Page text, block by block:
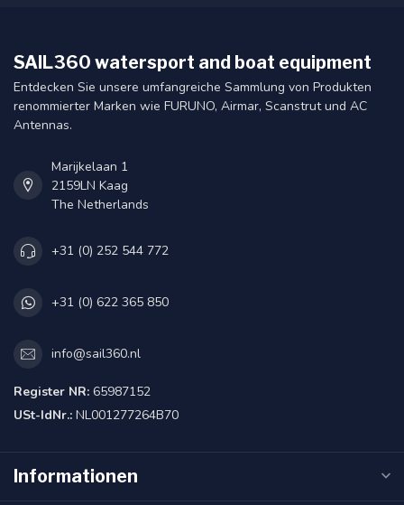
SAIL360 watersport and boat equipment
Entdecken Sie unsere umfangreiche Sammlung von Produkten
renommierter Marken wie FURUNO, Airmar, Scanstrut und AC
Antennas.
Marijkelaan 1
2159LN Kaag
The Netherlands
+31 (0) 252 544 772
+31 (0) 622 365 850
info@sail360.nl
Register NR: 65987152
USt-IdNr.: NL001277264B70
Informationen